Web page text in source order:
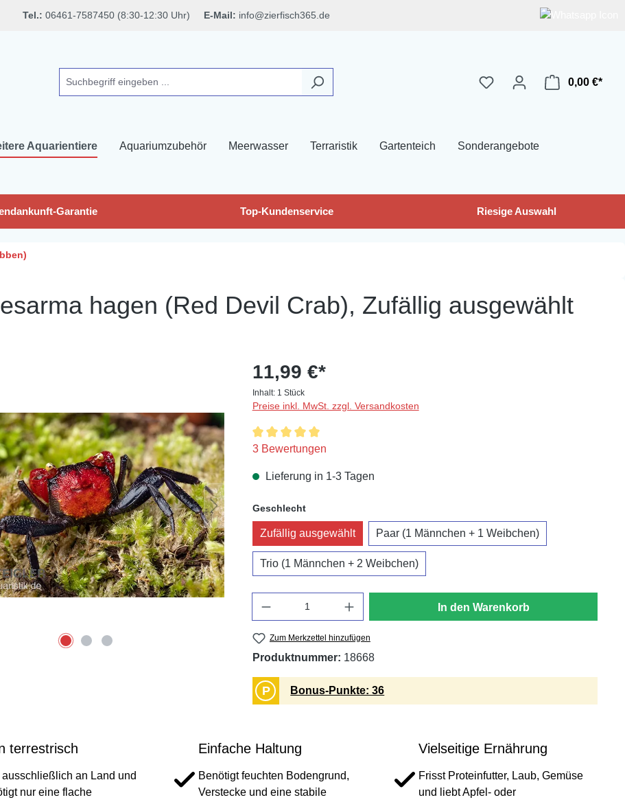
Tel.: 06461-7587450 (8:30-12:30 Uhr) E-Mail: info@zierfisch365.de
0,00 €*
Aquarientiere Aquariumzubehör Meerwasser Terraristik Gartenteich Sonderangebote
Garantie Top-Kundenservice Riesige Auswahl
hagen (Red Devil Crab), Zufällig ausgewählt
11,99 €*
Inhalt: 1 Stück
Preise inkl. MwSt. zzgl. Versandkosten
Durchschnittliche Bewertung von 5 von 5 Sternen
3 Bewertungen
Lieferung in 1-3 Tagen
Geschlechtauswählen
Zufällig ausgewählt Paar (1 Männchen + 1 Weibchen)
Trio (1 Männchen + 2 Weibchen)
In den Warenkorb
Zum Merkzettel hinzufügen
Produktnummer: 18668
P Bonus-Punkte: 36
terrestrisch
ausschließlich an Land und
nur eine flache
Einfache Haltung
Benötigt feuchten Bodengrund,
Verstecke und eine stabile
Vielseitige Ernährung
Frisst Proteinfutter, Laub, Gemüse
und liebt Apfel- oder